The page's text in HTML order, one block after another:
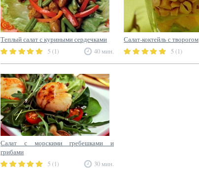
Теплый салат с куриными сердечками
5 (1)
40 мин.
Салат-коктейль с творогом
5 (1)
Салат с морскими гребешками и
грибами
5 (1)
30 мин.